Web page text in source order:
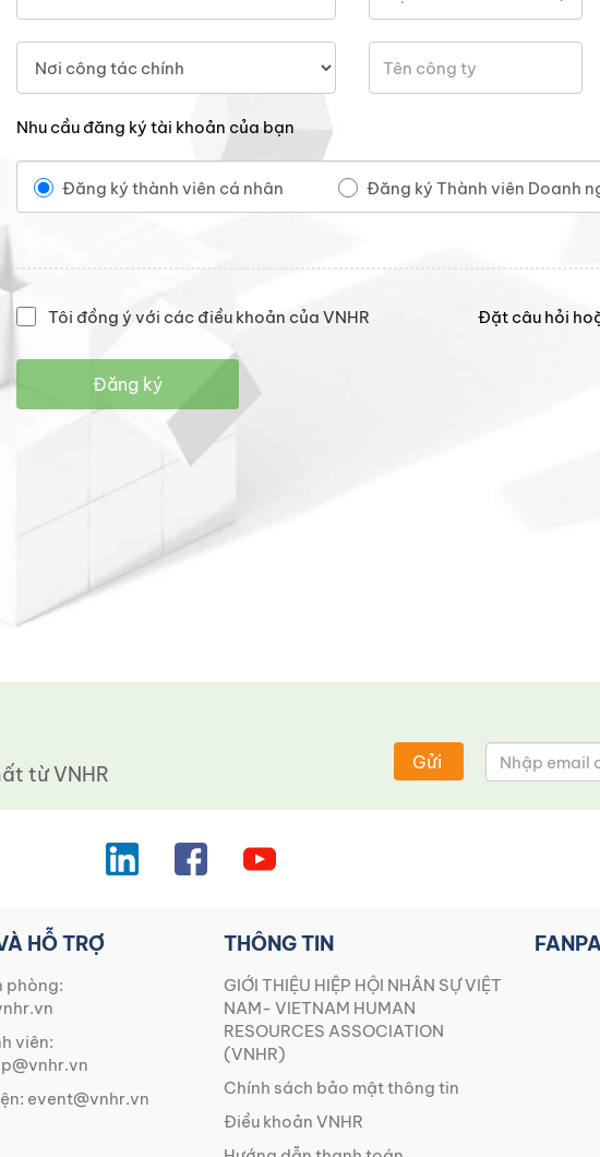
Nhu cầu đăng ký tài khoản của bạn
Đăng ký thành viên cá nhân Đăng ký Thành viên Doanh
Tôi đồng ý với các điều khoản của VNHR Đặt câu hỏi
Đăng ký
từ ​​VNHR Gửi
HỖ TRỢ
phòng:
viên:
event@vnhr.vn
THÔNG TIN
GIỚI THIỆU HIỆP HỘI NHÂN SỰ VIỆT
NAM- VIETNAM HUMAN
RESOURCES ASSOCIATION
(VNHR)
Chính sách bảo mật thông tin
Điều khoản VNHR